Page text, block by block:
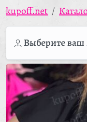
kupoff.net
Выберите ваш